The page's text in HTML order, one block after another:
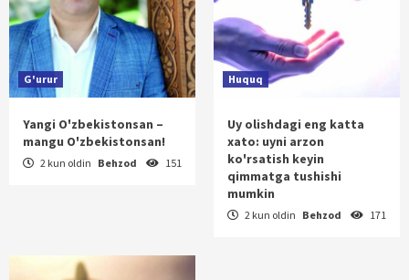
G'urur
Yangi O'zbekistonsan –
mangu O'zbekistonsan!
2 kun oldin Behzod 151
Huquq
Uy olishdagi eng katta
xato: uyni arzon
ko'rsatish keyin
qimmatga tushishi
mumkin
2 kun oldin Behzod 171